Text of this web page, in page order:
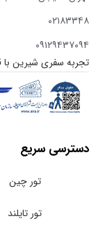
شیرین با قصر
سریع
تور تایلند